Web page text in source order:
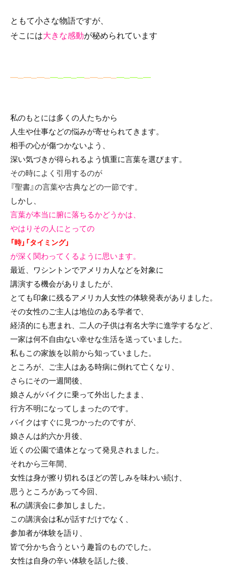
ともて小さな物語ですが、
そこには大きな感動が秘められています
━─━─━─━─━─━─━─━─━─━─━
私のもとには多くの人たちから
人生や仕事などの悩みが寄せられてきます。
相手の心が傷つかないよう、
深い気づきが得られるよう慎重に言葉を選びます。
その時によく引用するのが
『聖書』の言葉や古典などの一節です。
しかし、
言葉が本当に腑に落ちるかどうかは、
やはりその人にとっての
「時」「タイミング」
が深く関わってくるように思います。
最近、ワシントンでアメリカ人などを対象に
講演する機会がありましたが、
とても印象に残るアメリカ人女性の体験発表がありました。
その女性のご主人は地位のある学者で、
経済的にも恵まれ、二人の子供は有名大学に進学するなど、
一家は何不自由ない幸せな生活を送っていました。
私もこの家族を以前から知っていました。
ところが、ご主人はある時病に倒れて亡くなり、
さらにその一週間後、
娘さんがバイクに乗って外出したまま、
行方不明になってしまったのです。
バイクはすぐに見つかったのですが、
娘さんは約六か月後、
近くの公園で遺体となって発見されました。
それから三年間、
女性は身が擦り切れるほどの苦しみを味わい続け、
思うところがあって今回、
私の講演会に参加しました。
この講演会は私が話すだけでなく、
参加者が体験を語り、
皆で分かち合うという趣旨のものでした。
女性は自身の辛い体験を話した後、